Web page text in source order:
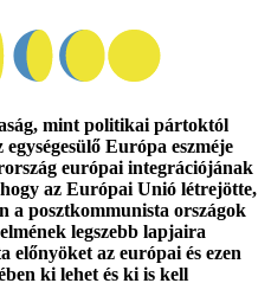
mint politikai pártoktól
Európa eszméje
európai integrációjának
az Európai Unió létrejötte,
a posztkommunista országok
legszebb lapjaira
az európai és ezen
ki lehet és ki is kell